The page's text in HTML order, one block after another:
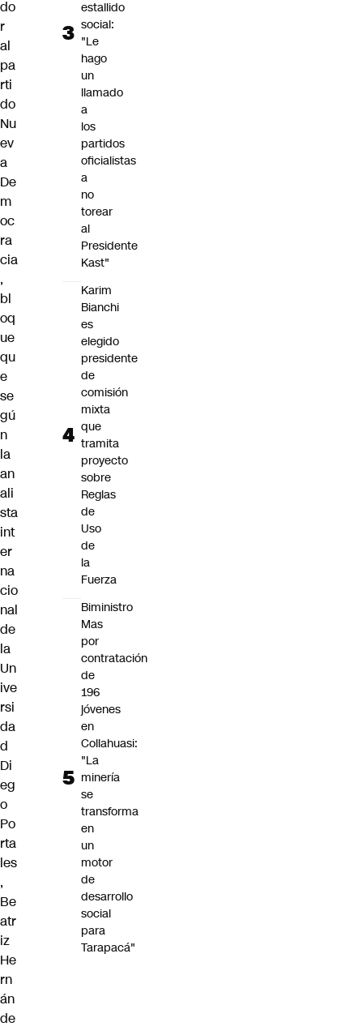
do
r
al
pa
rti
do
Nu
ev
a
De
m
oc
ra
cia
,
bl
oq
ue
qu
e
se
gú
n
la
an
ali
sta
int
er
na
cio
nal
de
la
Un
ive
rsi
da
d
Di
eg
o
Po
rta
les
,
Be
atr
iz
He
rn
án
de
estallido
social:
"Le
hago
un
llamado
a
los
partidos
oficialistas
a
no
torear
al
Presidente
Kast"
Karim
Bianchi
es
elegido
presidente
de
comisión
mixta
que
tramita
proyecto
sobre
Reglas
de
Uso
de
la
Fuerza
Biministro
Mas
por
contratación
de
196
jóvenes
en
Collahuasi:
"La
minería
se
transforma
en
un
motor
de
desarrollo
social
para
Tarapacá"